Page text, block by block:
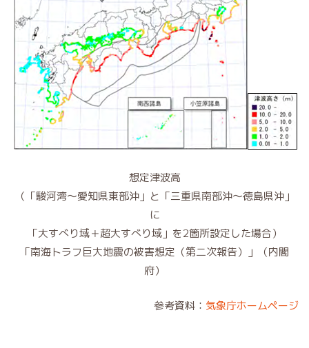
想定津波高
（「駿河湾～愛知県東部沖」と「三重県南部沖～徳島県沖」
に
「大すべり域＋超大すべり域」を2箇所設定した場合）
「南海トラフ巨大地震の被害想定（第二次報告）」（内閣
府）
参考資料： 気象庁ホームページ